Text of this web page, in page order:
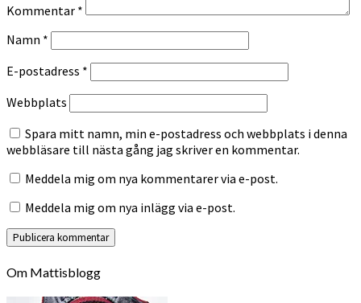
Kommentar *
Namn *
E-postadress *
Webbplats
Spara mitt namn, min e-postadress och webbplats i denna
webbläsare till nästa gång jag skriver en kommentar.
Meddela mig om nya kommentarer via e-post.
Meddela mig om nya inlägg via e-post.
Om Mattisblogg